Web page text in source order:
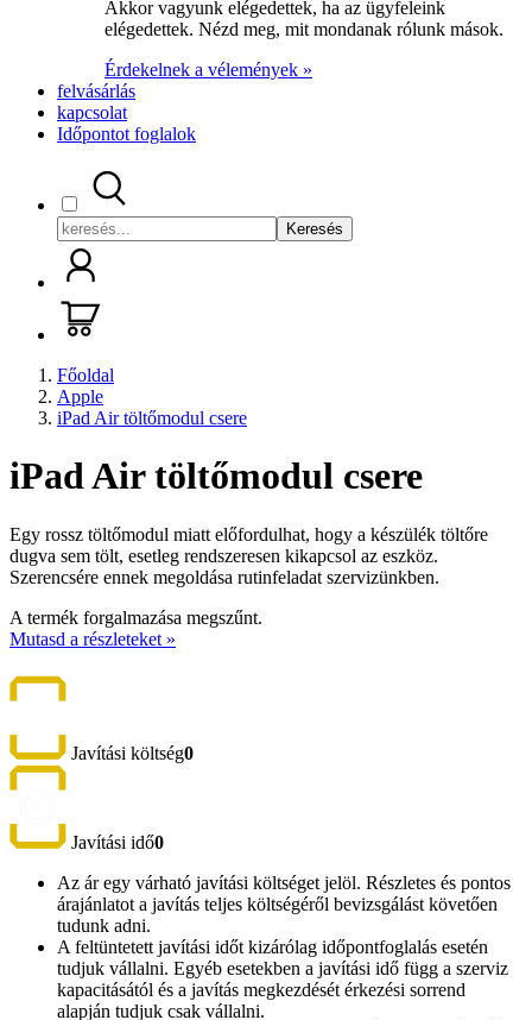
Akkor vagyunk elégedettek, ha az ügyfeleink
elégedettek. Nézd meg, mit mondanak rólunk mások.
Érdekelnek a vélemények »
felvásárlás
kapcsolat
Időpontot foglalok
Keresés
Főoldal
Apple
iPad Air töltőmodul csere
iPad Air töltőmodul csere
Egy rossz töltőmodul miatt előfordulhat, hogy a készülék töltőre
dugva sem tölt, esetleg rendszeresen kikapcsol az eszköz.
Szerencsére ennek megoldása rutinfeladat szervizünkben.
A termék forgalmazása megszűnt.
Mutasd a részleteket »
Javítási költség0
Javítási idő0
Az ár egy várható javítási költséget jelöl. Részletes és pontos
árajánlatot a javítás teljes költségéről bevizsgálást követően
tudunk adni.
A feltüntetett javítási időt kizárólag időpontfoglalás esetén
tudjuk vállalni. Egyéb esetekben a javítási idő függ a szerviz
kapacitásától és a javítás megkezdését érkezési sorrend
alapján tudjuk csak vállalni.